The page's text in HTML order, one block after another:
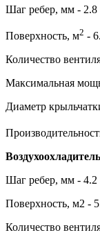
Шаг ребер, мм - 2.8
Поверхность, м2 -
Количество
Максимальная
Диаметр
Воздухоохладитель
Шаг ребер, мм - 4.2
Поверхность, м2 -
Количество